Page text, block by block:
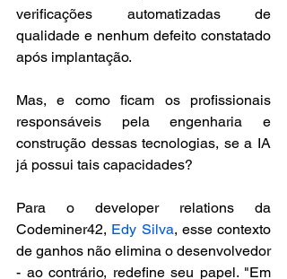
verificações automatizadas de
qualidade e nenhum defeito constatado
após implantação.
Mas, e como ficam os profissionais
responsáveis pela engenharia e
construção dessas tecnologias, se a IA
já possui tais capacidades?
Para o developer relations da
Codeminer42, Edy Silva, esse contexto
de ganhos não elimina o desenvolvedor
- ao contrário, redefine seu papel. "Em